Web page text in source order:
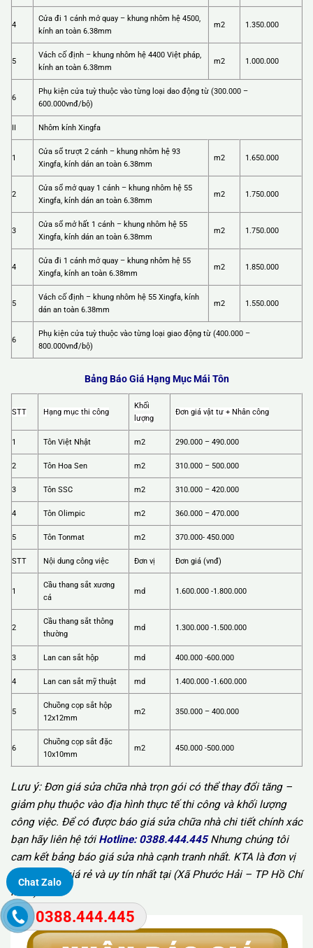
4
Cửa đi 1 cánh mở quay – khung nhôm hệ 4500,
kính an toàn 6.38mm
m2 1.350.000
5
Vách cố định – khung nhôm hệ 4400 Việt pháp,
kính an toàn 6.38mm
m2 1.000.000
6
Phụ kiện cửa tuỳ thuộc vào từng loại dao động từ (300.000 –
600.000vnđ/bộ)
II Nhôm kính Xingfa
1
Cửa sổ trượt 2 cánh – khung nhôm hệ 93
Xingfa, kính dán an toàn 6.38mm
m2 1.650.000
2
Cửa sổ mở quay 1 cánh – khung nhôm hệ 55
Xingfa, kính dán an toàn 6.38mm
m2 1.750.000
3
Cửa sổ mở hất 1 cánh – khung nhôm hệ 55
Xingfa, kính dán an toàn 6.38mm
m2 1.750.000
4
Cửa đi 1 cánh mở quay – khung nhôm hệ 55
Xingfa, kính an toàn 6.38mm
m2 1.850.000
5
Vách cố định – khung nhôm hệ 55 Xingfa, kính
dán an toàn 6.38mm
m2 1.550.000
6
Phụ kiện cửa tuỳ thuộc vào từng loại giao động từ (400.000 –
800.000vnđ/bộ)
Bảng Báo Giá Hạng Mục Mái Tôn
STT Hạng mục thi công
Khối
lượng
Đơn giá vật tư + Nhân công
1 Tôn Việt Nhật m2 290.000 – 490.000
2 Tôn Hoa Sen m2 310.000 – 500.000
3 Tôn SSC m2 310.000 – 420.000
4 Tôn Olimpic m2 360.000 – 470.000
5 Tôn Tonmat m2 370.000- 450.000
STT Nội dung công việc Đơn vị Đơn giá (vnđ)
1
Cầu thang sắt xương
cá
md 1.600.000 -1.800.000
2
Cầu thang sắt thông
thường
md 1.300.000 -1.500.000
3 Lan can sắt hộp md 400.000 -600.000
4 Lan can sắt mỹ thuật md 1.400.000 -1.600.000
5
Chuồng cọp sắt hộp
12x12mm
m2 350.000 – 400.000
6
Chuồng cọp sắt đặc
10x10mm
m2 450.000 -500.000
Lưu ý: Đơn giá sửa chữa nhà trọn gói có thể thay đổi tăng –
giảm phụ thuộc vào địa hình thực tế thi công và khối lượng
công việc. Để có được báo giá sửa chữa nhà chi tiết chính xác
bạn hãy liên hệ tớiHotline:0388.444.445Nhưng chúng tôi
cam kết bảng báo giá sửa nhà cạnh tranh nhất. KTA là đơn vị
cải tạo nhà giá rẻ và uy tín nhất tại (Xã Phước Hải – TP Hồ Chí
Minh).
Chat Zalo
0388.444.445